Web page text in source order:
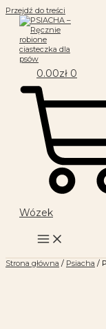
Przejdź do treści
0.00zł 0
Wózek
Strona główna / Psiacha /